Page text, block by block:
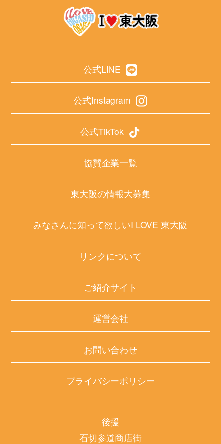
公式LINE
公式Instagram
公式TikTok
協賛企業一覧
東大阪の情報大募集
みなさんに知って欲しいI LOVE 東大阪
リンクについて
ご紹介サイト
運営会社
お問い合わせ
プライバシーポリシー
後援
石切参道商店街